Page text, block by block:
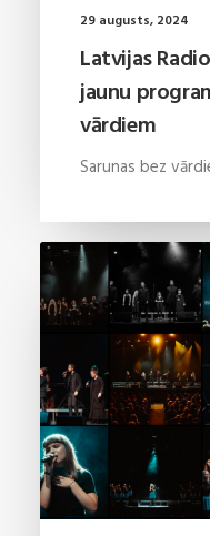
29 augusts, 2024
Latvijas
jaunu
vārdiem
Sarunas bez